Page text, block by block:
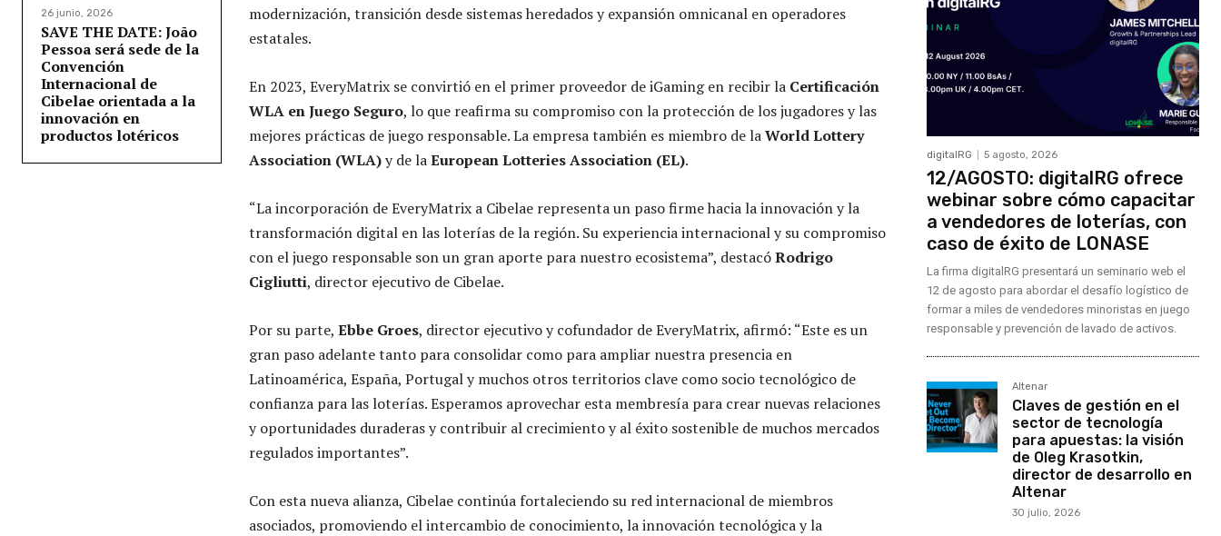
26 junio, 2026
SAVE THE DATE: João
Pessoa será sede de la
Convención
Internacional de
Cibelae orientada a la
innovación en
productos lotéricos
modernización, transición desde sistemas heredados y expansión omnicanal en operadores
estatales.
En 2023, EveryMatrix se convirtió en el primer proveedor de iGaming en recibir la Certificación
WLA en Juego Seguro, lo que reafirma su compromiso con la protección de los jugadores y las
mejores prácticas de juego responsable. La empresa también es miembro de laWorld Lottery
Association (WLA)y de laEuropean Lotteries Association (EL).
“La incorporación de EveryMatrix a Cibelae representa un paso firme hacia la innovación y la
transformación digital en las loterías de la región. Su experiencia internacional y su compromiso
con el juego responsable son un gran aporte para nuestro ecosistema”, destacóRodrigo
Cigliutti, director ejecutivo de Cibelae.
Por su parte, Ebbe Groes, director ejecutivo y cofundador de EveryMatrix, afirmó: “Este es un
gran paso adelante tanto para consolidar como para ampliar nuestra presencia en
Latinoamérica, España, Portugal y muchos otros territorios clave como socio tecnológico de
confianza para las loterías. Esperamos aprovechar esta membresía para crear nuevas relaciones
y oportunidades duraderas y contribuir al crecimiento y al éxito sostenible de muchos mercados
regulados importantes”.
Con esta nueva alianza, Cibelae continúa fortaleciendo su red internacional de miembros
asociados, promoviendo el intercambio de conocimiento, la innovación tecnológica y la
digitalRG 5 agosto, 2026
12/AGOSTO: digitalRG ofrece
webinar sobre cómo capacitar
a vendedores de loterías, con
caso de éxito de LONASE
La firma digitalRG presentará un seminario web el
12 de agosto para abordar el desafío logístico de
formar a miles de vendedores minoristas en juego
responsable y prevención de lavado de activos.
Altenar
Claves de gestión en el
sector de tecnología
para apuestas: la visión
de Oleg Krasotkin,
director de desarrollo en
Altenar
30 julio, 2026